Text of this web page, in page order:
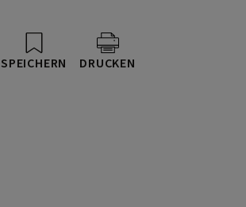
SPEICHERN DRUCKEN